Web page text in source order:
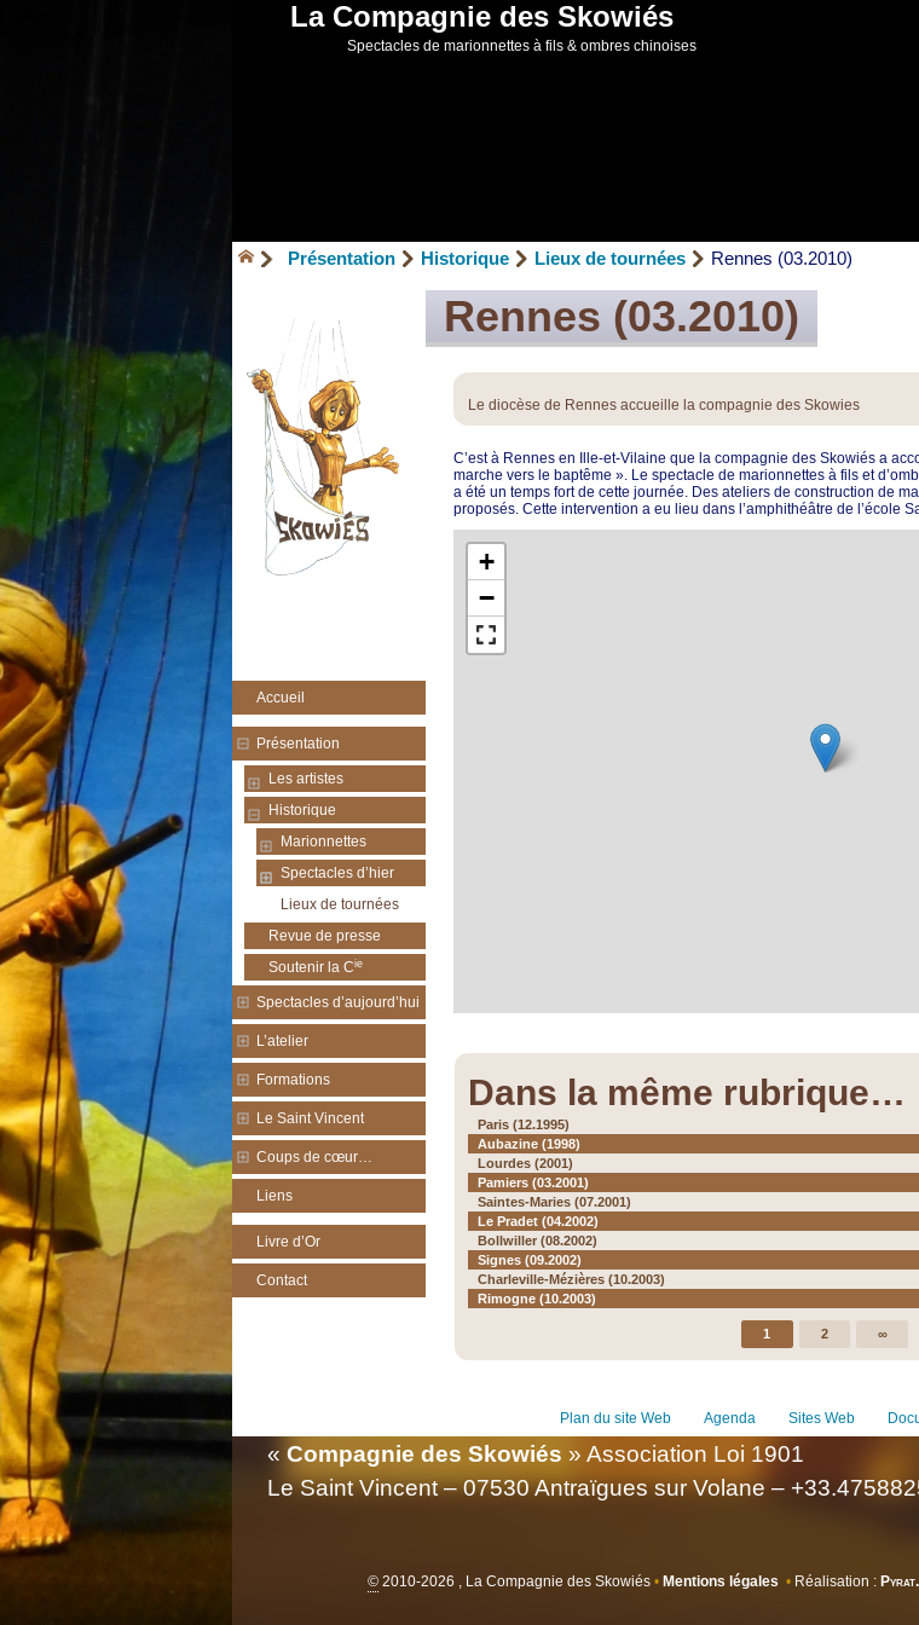
La Compagnie des Skowiés
Spectacles de marionnettes à fils & ombres chinoises
Présentation Historique Lieux de tournées Rennes (03.2010)
Rennes (03.2010)
Le diocèse de Rennes accueille la compagnie des Skowies
C’est à Rennes en Ille-et-Vilaine que la compagnie des Skowiés a
marche vers le baptême ». Le spectacle de marionnettes à fils et
a été un temps fort de cette journée. Des ateliers de construction de
proposés. Cette intervention a eu lieu dans l’amphithéâtre de l’école
+
−
Dans la même rubrique…
Paris (12.1995)
Aubazine (1998)
Lourdes (2001)
Pamiers (03.2001)
Saintes-Maries (07.2001)
Le Pradet (04.2002)
Bollwiller (08.2002)
Signes (09.2002)
Charleville-Mézières (10.2003)
Rimogne (10.2003)
1 2 ∞
Accueil
Présentation
Les artistes
Historique
Marionnettes
Spectacles d’hier
Lieux de tournées
Revue de presse
Soutenir la Cie
Spectacles d’aujourd’hui
L’atelier
Formations
Le Saint Vincent
Coups de cœur…
Liens
Livre d’Or
Contact
Plan du site Web Agenda Sites Web
« Compagnie des Skowiés » Association Loi 1901
Le Saint Vincent – 07530 Antraïgues sur Volane –
©2010-2026 , La Compagnie des Skowiés • Mentions légales • Réalisation : Pyrat